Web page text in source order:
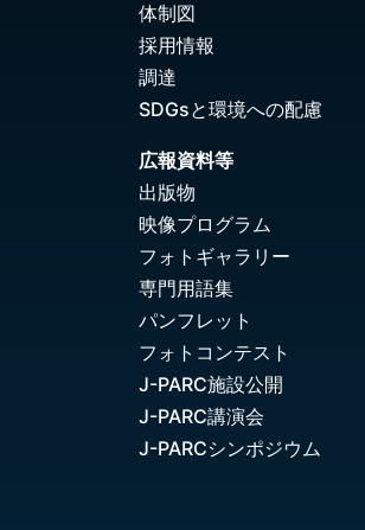
体制図
採用情報
調達
SDGsと環境への配慮
広報資料等
出版物
映像プログラム
フォトギャラリー
専門用語集
パンフレット
フォトコンテスト
J-PARC施設公開
J-PARC講演会
J-PARCシンポジウム